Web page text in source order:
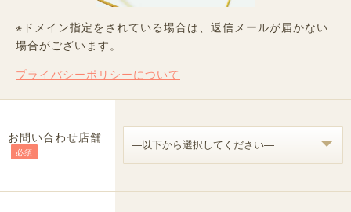
※ドメイン指定をされている場合は、返信メールが届かない
場合がございます。
プライバシーポリシーについて
お問い合わせ店舗
必須